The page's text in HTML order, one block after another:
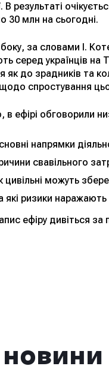
В результаті
30 млн на сьогодні.
за словами І.
серед українців на
як до зрадників та
спростування
в ефірі обговорили
напрямки
свавільного
цивільні можуть
які ризики
ефіру дивіться за
новини